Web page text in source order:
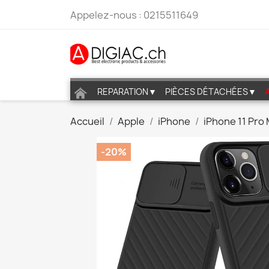
Appelez-nous : 0215511649
REPARATION▼ PIÈCES DÉTACHÉES▼
Accueil Apple iPhone iPhone 11 Pro
-20%